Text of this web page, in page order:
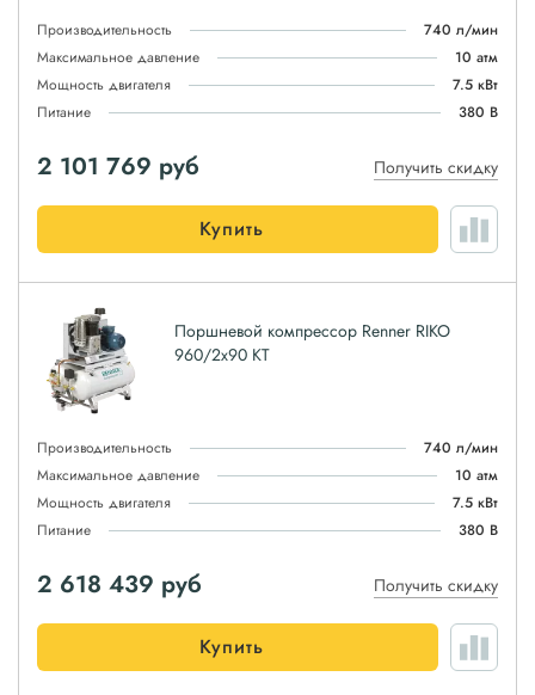
Производительность
740 л/мин
Максимальное давление
10 атм
Мощность двигателя
7.5 кВт
Питание
380 В
2 101 769 руб Получить скидку
Купить
Поршневой компрессор Renner RIKO
960/2x90 KT
Производительность
740 л/мин
Максимальное давление
10 атм
Мощность двигателя
7.5 кВт
Питание
380 В
2 618 439 руб Получить скидку
Купить